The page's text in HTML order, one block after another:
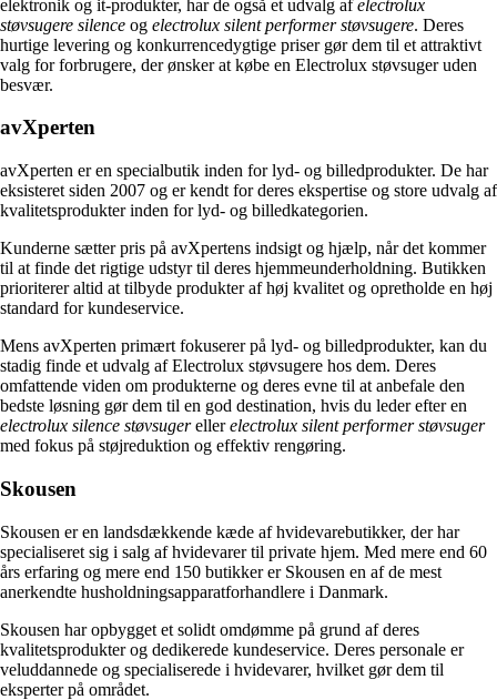
elektronik og it-produkter, har de også et udvalg afelectrolux
støvsugere silence og electrolux silent performer støvsugere. Deres
hurtige levering og konkurrencedygtige priser gør dem til et attraktivt
valg for forbrugere, der ønsker at købe en Electrolux støvsuger uden
besvær.
avXperten
avXperten er en specialbutik inden for lyd- og billedprodukter. De har
eksisteret siden 2007 og er kendt for deres ekspertise og store udvalg af
kvalitetsprodukter inden for lyd- og billedkategorien.
Kunderne sætter pris på avXpertens indsigt og hjælp, når det kommer
til at finde det rigtige udstyr til deres hjemmeunderholdning. Butikken
prioriterer altid at tilbyde produkter af høj kvalitet og opretholde en høj
standard for kundeservice.
Mens avXperten primært fokuserer på lyd- og billedprodukter, kan du
stadig finde et udvalg af Electrolux støvsugere hos dem. Deres
omfattende viden om produkterne og deres evne til at anbefale den
bedste løsning gør dem til en god destination, hvis du leder efter en
electrolux silence støvsugerellerelectrolux silent performer støvsuger
med fokus på støjreduktion og effektiv rengøring.
Skousen
Skousen er en landsdækkende kæde af hvidevarebutikker, der har
specialiseret sig i salg af hvidevarer til private hjem. Med mere end 60
års erfaring og mere end 150 butikker er Skousen en af de mest
anerkendte husholdningsapparatforhandlere i Danmark.
Skousen har opbygget et solidt omdømme på grund af deres
kvalitetsprodukter og dedikerede kundeservice. Deres personale er
veluddannede og specialiserede i hvidevarer, hvilket gør dem til
eksperter på området.